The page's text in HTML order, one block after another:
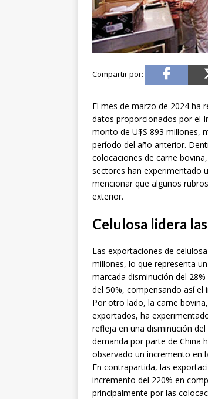
El mes de marzo de 2024 ha
datos proporcionados por el
monto de U$S 893 millones,
período del año anterior.
colocaciones de carne
sectores han experimentado
mencionar que algunos
exterior.
Celulosa lidera
Las exportaciones de
millones, lo que representa
marcada disminución del
del 50%, compensando así el
Por otro lado, la carne
exportados, ha
refleja en una disminución
demanda por parte de China
observado un incremento en
En contrapartida, las
incremento del 220% en
principalmente por las